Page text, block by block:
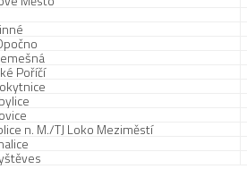
Poříčí
n. M./TJ Loko Meziměstí